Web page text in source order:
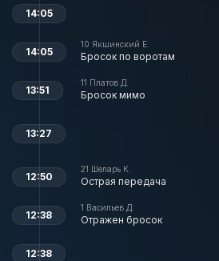
14:05
10 Якшинский Е.
Бросок по воротам
14:05
11 Платов Д.
Бросок мимо
13:51
13:27
21 Шеларь К.
Острая передача
12:50
1 Васильев Д.
Отражен бросок
12:38
12:38